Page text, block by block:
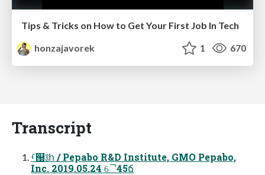
Tips & Tricks on How to Get Your First Job In Tech
honzajavorek
1 670
Transcript
ࡾ୐༔հ / Pepabo R&D Institute, GMO Pepabo,
Inc. 2019.05.24 ୈ45ճ